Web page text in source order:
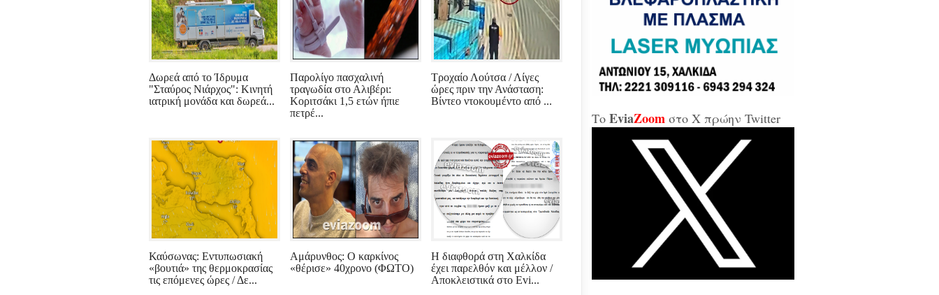
Δωρεά από το Ίδρυμα
"Σταύρος Νιάρχος": Κινητή
ιατρική μονάδα και δωρεά...
Παρολίγο πασχαλινή
τραγωδία στο Αλιβέρι:
Κοριτσάκι 1,5 ετών ήπιε
πετρέ...
Τροχαίο Λούτσα / Λίγες
ώρες πριν την Ανάσταση:
Βίντεο ντοκουμέντο από ...
Καύσωνας: Εντυπωσιακή
«βουτιά» της θερμοκρασίας
τις επόμενες ώρες / Δε...
Αμάρυνθος: Ο καρκίνος
«θέρισε» 40χρονο (ΦΩΤΟ)
Η διαφθορά στη Χαλκίδα
έχει παρελθόν και μέλλον /
Αποκλειστικά στο Evi...
Χαλκίδα: Άρον άρον την κοπάνησε η
Διοικήτρια της ΔΥΠΑ από το
«αμαρτωλό» Επιμελητήριο Εύβοιας /
«Ήταν προσβλητική, ειρωνική και
απαξιωτική προς τους εργαζόμενους...»
Μύδροι της αντιπολίτευσης για τις νέες
Τζαβέλλας αθώωσε και τον εαυτό του,
καταπάτησε βάναυσα το ήδη
κακοποιημένο κράτος δικαίου με μία
πραξικοματική διάταξη, θα κληθούν
για να λογοδοτήσουν και πρωτίστως ο
διευθύνων και αυτού του εγκλήματος
κ.Μητσοτάκης...»
Χαλκίδα: Δείτε ζωντανά την κίνηση
στη Παλαιά Γέφυρα (LIVE ΕΙΚΟΝΑ)
Το EviaZoom στο X πρώην Twitter